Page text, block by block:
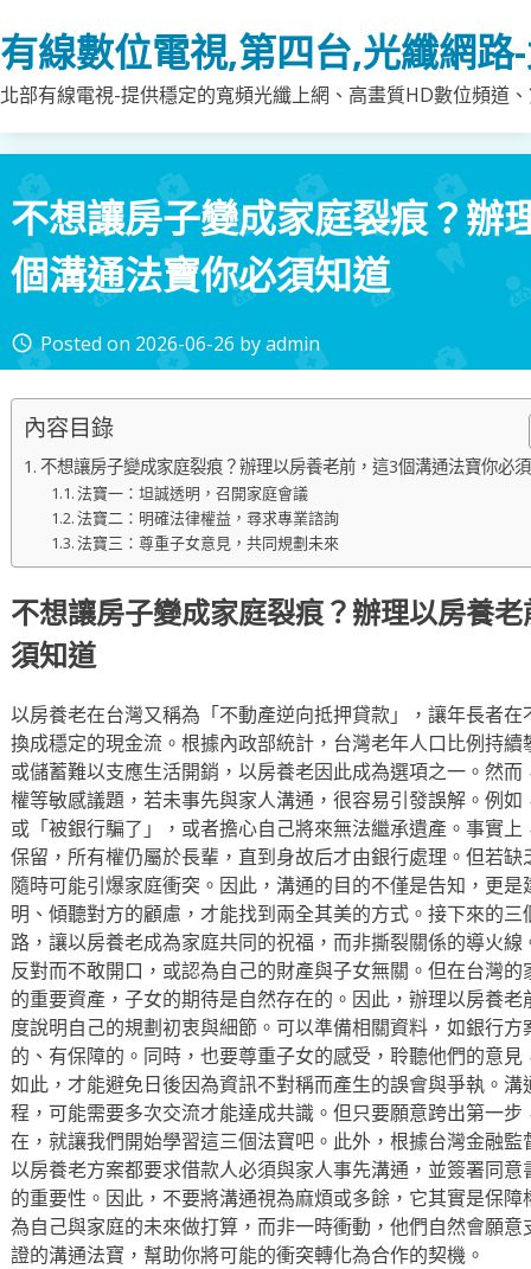
to
content
有線數位電視,第四台,光纖網路
北部有線電視-提供穩定的寬頻光纖上網、高畫質HD數位頻道
不想讓房子變成家庭裂痕？辦
個溝通法寶你必須知道
access_time Posted on 2026-06-26 byadmin
內容目錄
不想讓房子變成家庭裂痕？辦理以房養老前，這3個溝通法寶你必
法寶一：坦誠透明，召開家庭會議
法寶二：明確法律權益，尋求專業諮詢
法寶三：尊重子女意見，共同規劃未來
不想讓房子變成家庭裂痕？辦理以房養
須知道
以房養老在台灣又稱為「不動產逆向抵押貸款」，讓年長者
換成穩定的現金流。根據內政部統計，台灣老年人口比例持
或儲蓄難以支應生活開銷，以房養老因此成為選項之一。然
權等敏感議題，若未事先與家人溝通，很容易引發誤解。例
或「被銀行騙了」，或者擔心自己將來無法繼承遺產。事實
保留，所有權仍屬於長輩，直到身故后才由銀行處理。但若
隨時可能引爆家庭衝突。因此，溝通的目的不僅是告知，更
明、傾聽對方的顧慮，才能找到兩全其美的方式。接下來的
路，讓以房養老成為家庭共同的祝福，而非撕裂關係的導火
反對而不敢開口，或認為自己的財產與子女無關。但在台灣
的重要資產，子女的期待是自然存在的。因此，辦理以房養
度說明自己的規劃初衷與細節。可以準備相關資料，如銀行
的、有保障的。同時，也要尊重子女的感受，聆聽他們的意
如此，才能避免日後因為資訊不對稱而產生的誤會與爭執。
程，可能需要多次交流才能達成共識。但只要願意跨出第一
在，就讓我們開始學習這三個法寶吧。此外，根據台灣金融
以房養老方案都要求借款人必須與家人事先溝通，並簽署同
的重要性。因此，不要將溝通視為麻煩或多餘，它其實是保
為自己與家庭的未來做打算，而非一時衝動，他們自然會願
證的溝通法寶，幫助你將可能的衝突轉化為合作的契機。